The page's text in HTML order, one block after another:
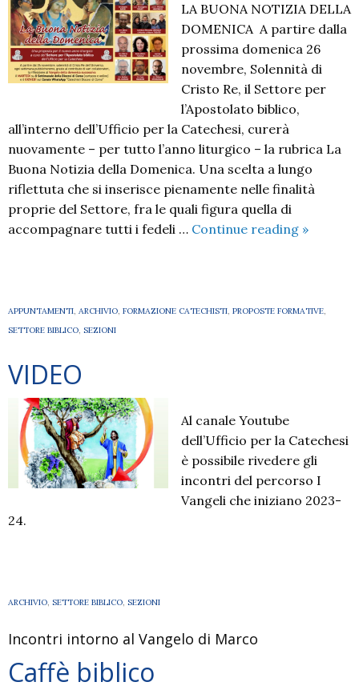
LA BUONA NOTIZIA DELLA
DOMENICA A partire dalla
prossima domenica 26
novembre, Solennità di
Cristo Re, il Settore per
l’Apostolato biblico,
all’interno dell’Ufficio per la Catechesi, curerà
nuovamente – per tutto l’anno liturgico – la rubrica La
Buona Notizia della Domenica. Una scelta a lungo
riflettuta che si inserisce pienamente nelle finalità
proprie del Settore, fra le quali figura quella di
accompagnare tutti i fedeli … Continue reading Il
2023-
»
APPUNTAMENTI, ARCHIVIO, FORMAZIONE CATECHISTI, PROPOSTE FORMATIVE,
SETTORE BIBLICO, SEZIONI
VIDEO
Al canale Youtube
dell’Ufficio per la Catechesi
è possibile rivedere gli
incontri del percorso I
Vangeli che iniziano 2023-
24.
ARCHIVIO, SETTORE BIBLICO, SEZIONI
Incontri intorno al Vangelo di Marco
Caffè biblico